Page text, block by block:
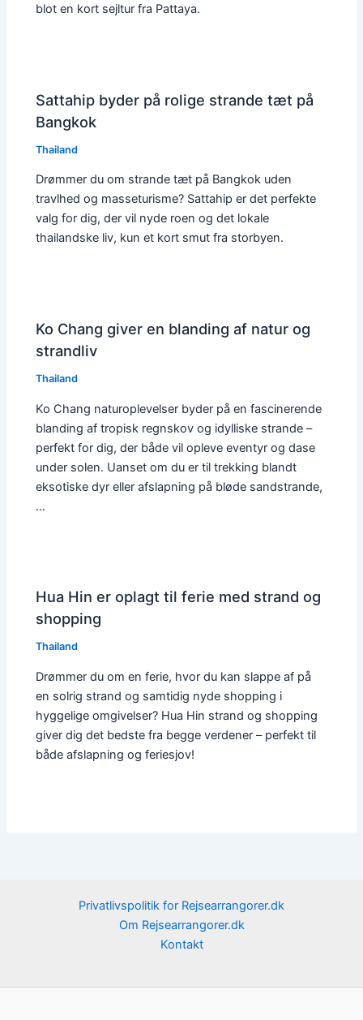
blot en kort sejltur fra Pattaya.
Sattahip byder på rolige strande tæt på
Bangkok
Thailand
Drømmer du om strande tæt på Bangkok uden
travlhed og masseturisme? Sattahip er det perfekte
valg for dig, der vil nyde roen og det lokale
thailandske liv, kun et kort smut fra storbyen.
Ko Chang giver en blanding af natur og
strandliv
Thailand
Ko Chang naturoplevelser byder på en fascinerende
blanding af tropisk regnskov og idylliske strande –
perfekt for dig, der både vil opleve eventyr og dase
under solen. Uanset om du er til trekking blandt
eksotiske dyr eller afslapning på bløde sandstrande,
…
Hua Hin er oplagt til ferie med strand og
shopping
Thailand
Drømmer du om en ferie, hvor du kan slappe af på
en solrig strand og samtidig nyde shopping i
hyggelige omgivelser? Hua Hin strand og shopping
giver dig det bedste fra begge verdener – perfekt til
både afslapning og feriesjov!
Privatlivspolitik for Rejsearrangorer.dk
Om Rejsearrangorer.dk
Kontakt